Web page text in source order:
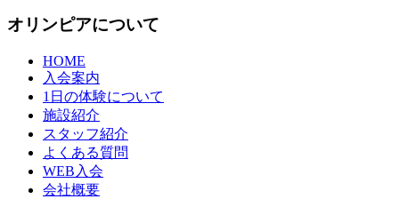
オリンピアについて
HOME
入会案内
1日の体験について
施設紹介
スタッフ紹介
よくある質問
WEB入会
会社概要